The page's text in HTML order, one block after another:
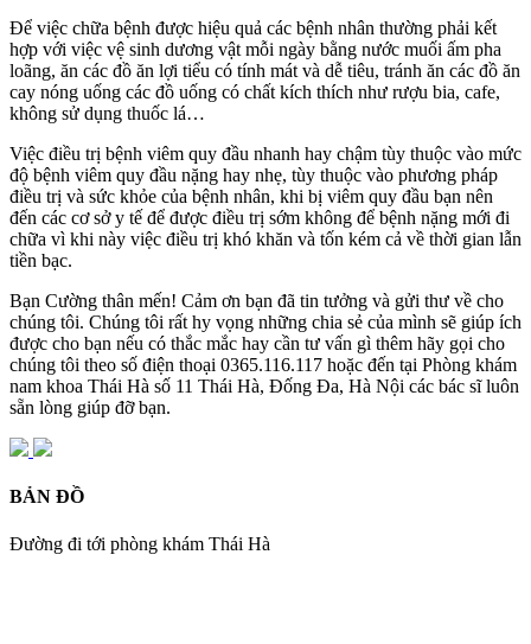
Để việc chữa bệnh được hiệu quả các bệnh nhân thường phải kết
hợp với việc vệ sinh dương vật mỗi ngày bằng nước muối ấm pha
loãng, ăn các đồ ăn lợi tiểu có tính mát và dễ tiêu, tránh ăn các đồ ăn
cay nóng uống các đồ uống có chất kích thích như rượu bia, cafe,
không sử dụng thuốc lá…
Việc điều trị bệnh viêm quy đầu nhanh hay chậm tùy thuộc vào mức
độ bệnh viêm quy đầu nặng hay nhẹ, tùy thuộc vào phương pháp
điều trị và sức khỏe của bệnh nhân, khi bị viêm quy đầu bạn nên
đến các cơ sở y tế để được điều trị sớm không để bệnh nặng mới đi
chữa vì khi này việc điều trị khó khăn và tốn kém cả về thời gian lẫn
tiền bạc.
Bạn Cường thân mến! Cảm ơn bạn đã tin tưởng và gửi thư về cho
chúng tôi. Chúng tôi rất hy vọng những chia sẻ của mình sẽ giúp ích
được cho bạn nếu có thắc mắc hay cần tư vấn gì thêm hãy gọi cho
chúng tôi theo số điện thoại 0365.116.117 hoặc đến tại Phòng khám
nam khoa Thái Hà số 11 Thái Hà, Đống Đa, Hà Nội các bác sĩ luôn
sẵn lòng giúp đỡ bạn.
BẢN ĐỒ
Đường đi tới phòng khám Thái Hà